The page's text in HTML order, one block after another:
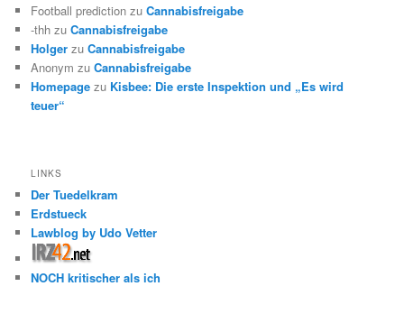
Football prediction zuCannabisfreigabe
-thh zuCannabisfreigabe
Holger zuCannabisfreigabe
Anonym zuCannabisfreigabe
Homepage zu Kisbee: Die erste Inspektion und „Es wird
teuer“
LINKS
Der Tuedelkram
Erdstueck
Lawblog by Udo Vetter
NOCH kritischer als ich